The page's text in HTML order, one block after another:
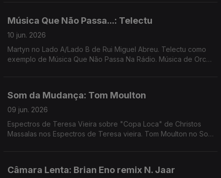
Música Que Não Passa...: Telectu
10 jun. 2026
Martyn no Lado A/Lado B de Rui Miguel Abreu. Telectu como
exemplo de Música Que Não Passa Na Rádio. Música de Orca,
Som da Mudança: Tom Moulton
09 jun. 2026
Espectros de Teresa Vieira sobre "Copa Loca" de Christos
Massalas nos Espectros de Teresa vieira. Tom Moulton no Som
Câmara Lenta: Brian Eno remix N. Jaar